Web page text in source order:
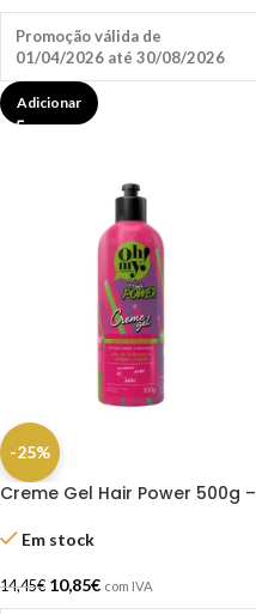
Promoção válida de
01/04/2026 até 30/08/2026
Adicionar
-25%
Creme Gel Hair Power 500g –
Em stock
14,45€ 10,85€ com IVA